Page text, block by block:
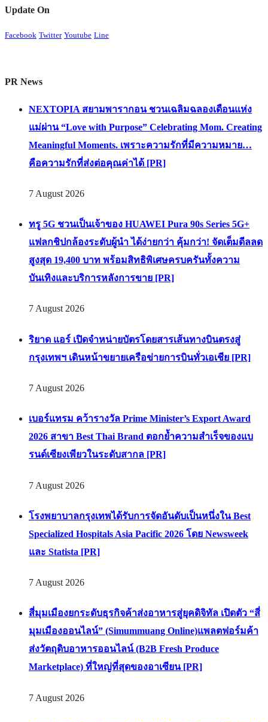
Update On
Facebook Twitter Youtube Line
PR News
NEXTOPIA สยามพารากอน ชวนเฉลิมฉลองเดือนแห่ง
แม่ผ่าน “Love with Purpose” Celebrating Mom. Creating
Meaningful Moments. เพราะความรักที่มีความหมาย…
คือความรักที่ส่งต่อคุณค่าได้ [PR]
7 August 2026
ทรู 5G ชวนเป็นเจ้าของ HUAWEI Pura 90s Series 5G+
แฟลกชิปกล้องระดับผู้นำ ได้ง่ายกว่า คุ้มกว่า! จัดเต็มดีลลด
สูงสุด 19,400 บาท พร้อมสิทธิพิเศษครบครันทั้งความ
บันเทิงและบริการหลังการขาย [PR]
7 August 2026
ริยาด แอร์ เปิดจำหน่ายบัตรโดยสารเส้นทางบินตรงสู่
กรุงเทพฯ เดินหน้าขยายเครือข่ายการบินทั่วเอเชีย [PR]
7 August 2026
เบอร์แทรม คว้ารางวัล Prime Minister’s Export Award
2026 สาขา Best Thai Brand ตอกย้ำความสำเร็จของแบ
รนด์เซียงเพียวในระดับสากล [PR]
7 August 2026
โรงพยาบาลกรุงเทพได้รับการจัดอันดับเป็นหนึ่งใน Best
Specialized Hospitals Asia Pacific 2026 โดย Newsweek
และ Statista [PR]
7 August 2026
สี่มุมเมืองยกระดับธุรกิจค้าส่งอาหารสู่ยุคดิจิทัล เปิดตัว “สี่
มุมเมืองออนไลน์” (Simummuang Online)แพลตฟอร์มค้า
ส่งวัตถุดิบอาหารออนไลน์ (B2B Fresh Produce
Marketplace) ที่ใหญ่ที่สุดของอาเซียน [PR]
7 August 2026